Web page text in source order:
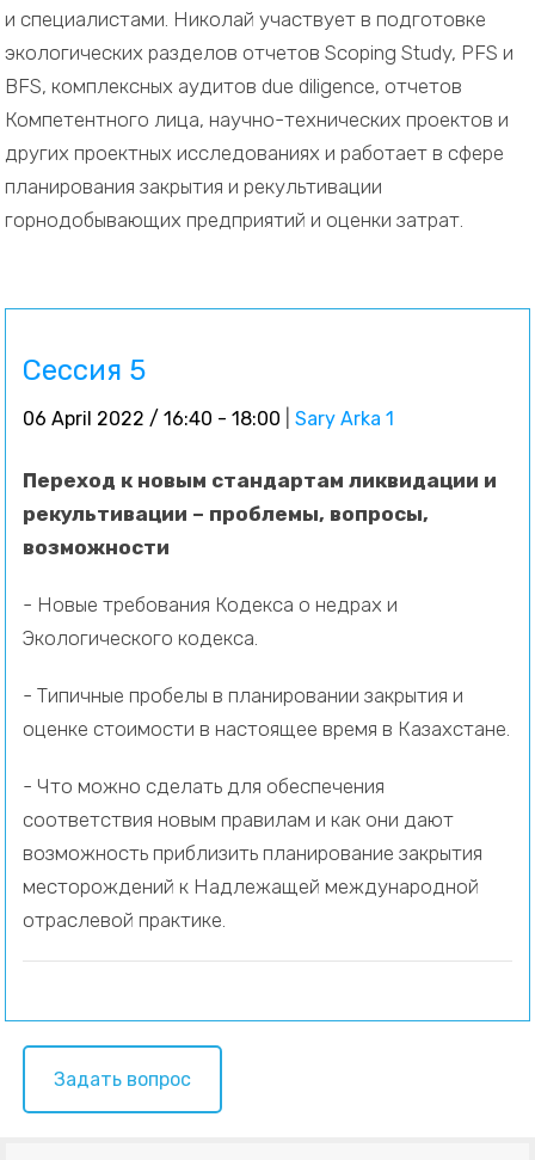
и специалистами. Николай участвует в подготовке
экологических разделов отчетов Scoping Study, PFS и
BFS, комплексных аудитов due diligence, отчетов
Компетентного лица, научно-технических проектов и
других проектных исследованиях и работает в сфере
планирования закрытия и рекультивации
горнодобывающих предприятий и оценки затрат.
Сессия 5
06 April 2022 / 16:40 - 18:00 |Sary Arka 1
Переход к новым стандартам ликвидации и
рекультивации – проблемы, вопросы,
возможности
- Новые требования Кодекса о недрах и
Экологического кодекса.
- Типичные пробелы в планировании закрытия и
оценке стоимости в настоящее время в Казахстане.
- Что можно сделать для обеспечения
соответствия новым правилам и как они дают
возможность приблизить планирование закрытия
месторождений к Надлежащей международной
отраслевой практике.
Задать вопрос